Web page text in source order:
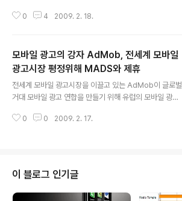
템을 만들고 있다고 하네요. 이 시스템은 비트 토렌트의 트
트래픽을 모니터링 하면서 패킷에서 비트토렌트파일의 헤
더를 확인한다고 합니다. 시스템이 헤더 부분을 확인하면,
파일의 해시(hash)라는 부분을 가져와 알려진 bad hash
리스트와 bad로 알려진 (블랙리스트에 올라와 있는?) ha
주셔 수정했는데,그래도 이상한 점이 있으면 다시 설명 ..
0 4 2009. 2. 18.
모바일 광고의 강자 AdMob, 전세계 모바일
광고시장 평정위해 MADS와 제휴
전세계 모바일 광고시장을 이끌고 있는 AdMob이 글로벌
거대 모바일 광고 연합을 만들기 위해 유럽의 모바일 광고
번 제휴로 AdMob이 상대적으로 취약했었던 하이엔드 광
떤면에서는 구글이 웹사이트에 광고를 제공하는 방식과 비
슷한데 오픈마켓같이 쉽게 가입할수 있고 가입 즉시 사용
할수 있는 구글의 애드센스와 매우 비슷한 면이 많다고 합
0 0 2009. 2. 17.
이 블로그 인기글